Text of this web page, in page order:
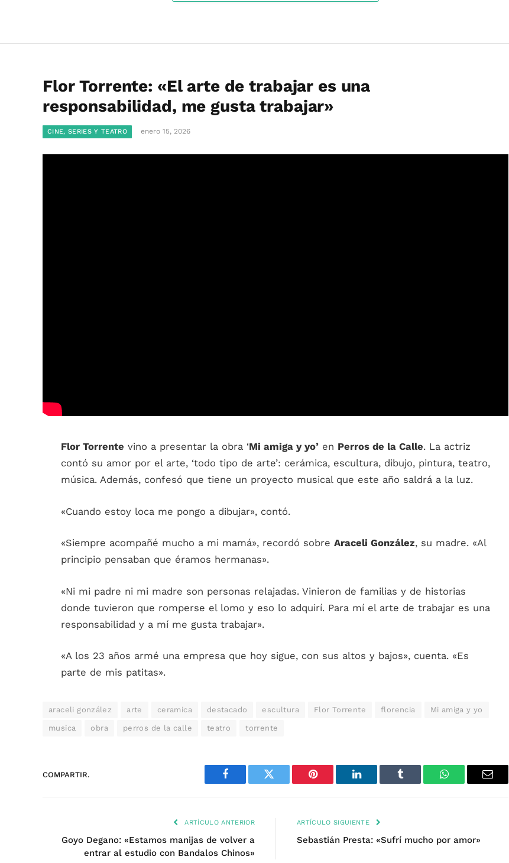
Flor Torrente: «El arte de trabajar es una
responsabilidad, me gusta trabajar»
CINE, SERIES Y TEATRO enero 15, 2026
Flor Torrente vino a presentar la obra ‘Mi amiga y yo’ en Perros de la Calle. La actriz
contó su amor por el arte, ‘todo tipo de arte’: cerámica, escultura, dibujo, pintura, teatro,
música. Además, confesó que tiene un proyecto musical que este año saldrá a la luz.
«Cuando estoy loca me pongo a dibujar», contó.
«Siempre acompañé mucho a mi mamá», recordó sobre Araceli González, su madre. «Al
principio pensaban que éramos hermanas».
«Ni mi padre ni mi madre son personas relajadas. Vinieron de familias y de historias
donde tuvieron que romperse el lomo y eso lo adquirí. Para mí el arte de trabajar es una
responsabilidad y a mí me gusta trabajar».
«A los 23 años armé una empresa que hoy sigue, con sus altos y bajos», cuenta. «Es
parte de mis patitas».
araceli gonzález arte ceramica destacado escultura Flor Torrente florencia Mi amiga y yo
musica obra perros de la calle teatro torrente
COMPARTIR.
Facebook Twitter Pinterest LinkedIn Tumblr WhatsAppEmail
ARTÍCULO ANTERIOR
Goyo Degano: «Estamos manijas de volver a
entrar al estudio con Bandalos Chinos»
ARTÍCULO SIGUIENTE
Sebastián Presta: «Sufrí mucho por amor»